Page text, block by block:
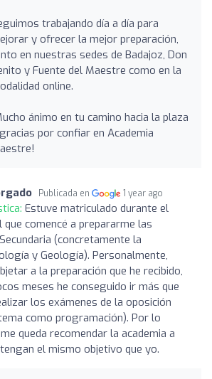
trabajando día a día para
y ofrecer la mejor preparación,
en nuestras sedes de Badajoz, Don
y Fuente del Maestre como en la
online.
ánimo en tu camino hacia la plaza
por confiar en Academia
Publicada en 1 year ago
Estuve matriculado durante el
comencé a prepararme las
(concretamente la
y Geología). Personalmente,
a la preparación que he recibido,
meses he conseguido ir más que
los exámenes de la oposición
como programación). Por lo
queda recomendar la academia a
el mismo objetivo que yo.